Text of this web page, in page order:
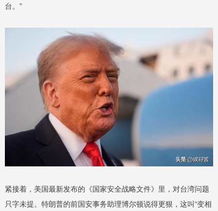
台。”
紧接着，美国最新发布的《国家安全战略文件》里，对台湾问题
只字未提。特朗普的前国安事务助理博尔顿说得更狠，这叫“变相